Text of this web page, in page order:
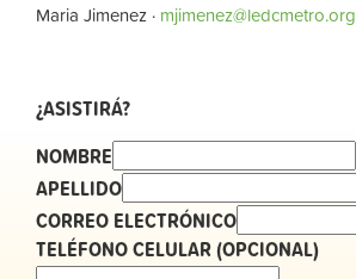
Maria Jimenez · mjimenez@ledcmetro.org
¿ASISTIRÁ?
NOMBRE
APELLIDO
CORREO ELECTRÓNICO
TELÉFONO CELULAR (OPCIONAL)